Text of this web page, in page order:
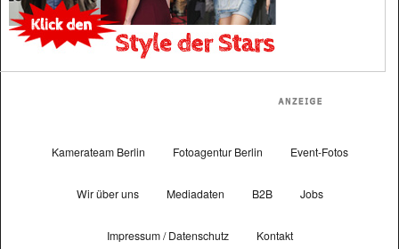
Kamerateam Berlin Fotoagentur Berlin Event-Fotos
Wir über uns Mediadaten B2B Jobs
Impressum / Datenschutz Kontakt